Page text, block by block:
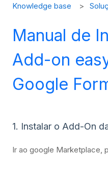
Knowledge base
Manual de
Add-on
Google
1. Instalar o Add-On
Ir ao google Marketplace,